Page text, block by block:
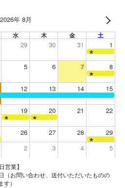
2026年 8月
水 木 金 土
29 30 31 1
★
5 6 7 8
★
12 13 14 15
19 20 21 22
★
★
26 27 28 29
★
2 3 4 5
店のみ日曜日営業】
（お問い合わせ、送付いただいたものの
）